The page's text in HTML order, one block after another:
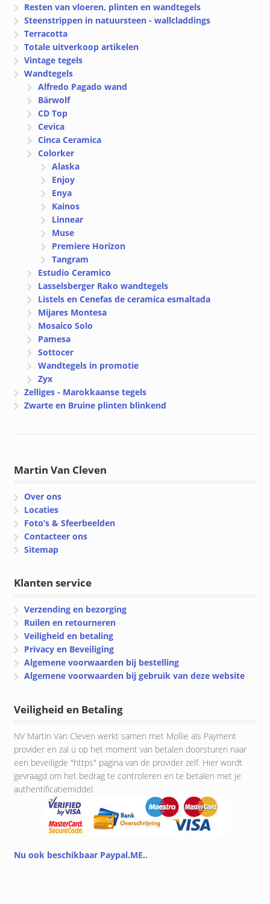
Resten van vloeren, plinten en wandtegels
Steenstrippen in natuursteen - wallcladdings
Terracotta
Totale uitverkoop artikelen
Vintage tegels
Wandtegels
Alfredo Pagado wand
Bärwolf
CD Top
Cevica
Cinca Ceramica
Colorker
Alaska
Enjoy
Enya
Kainos
Linnear
Muse
Premiere Horizon
Tangram
Estudio Ceramico
Lasselsberger Rako wandtegels
Listels en Cenefas de ceramica esmaltada
Mijares Montesa
Mosaico Solo
Pamesa
Sottocer
Wandtegels in promotie
Zyx
Zelliges - Marokkaanse tegels
Zwarte en Bruine plinten blinkend
Martin Van Cleven
Over ons
Locaties
Foto’s & Sfeerbeelden
Contacteer ons
Sitemap
Klanten service
Verzending en bezorging
Ruilen en retourneren
Veiligheid en betaling
Privacy en Beveiliging
Algemene voorwaarden bij bestelling
Algemene voorwaarden bij gebruik van deze website
Veiligheid en Betaling
NV Martin Van Cleven werkt samen met Mollie als Payment
provider en zal u op het moment van betalen doorsturen naar
een beveiligde "https" pagina van de provider zelf. Hier wordt
gevraagd om het bedrag te controleren en te betalen met je
authentificatiemiddel.
Nu ook beschikbaar Paypal.ME..